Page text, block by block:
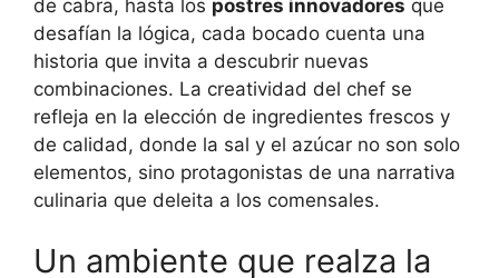
de cabra, hasta los postres innovadores que
desafían la lógica, cada bocado cuenta una
historia que invita a descubrir nuevas
combinaciones. La creatividad del chef se
refleja en la elección de ingredientes frescos y
de calidad, donde la sal y el azúcar no son solo
elementos, sino protagonistas de una narrativa
culinaria que deleita a los comensales.
Un ambiente que realza la